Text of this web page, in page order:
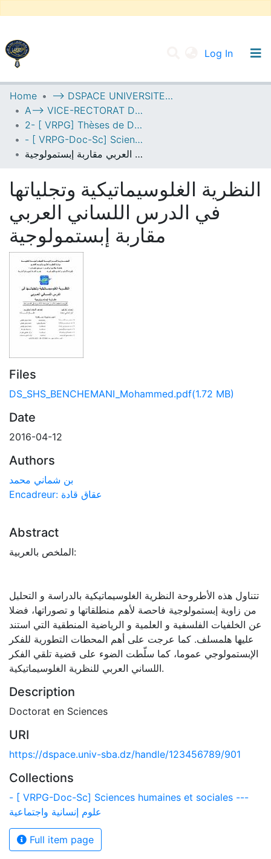
Log In
UNIVERSITY OF D.L SIDI BEL ABBES
Communities & Collections
All of DSpace
Statistics
Home
--> DSPACE UNIVERSITE DJILALLI LIABES DE SIDI BEL ABBES
A--> VICE-RECTORAT DE LA POST-GRADUATION
2- [ VRPG] Thèses de Doctorat en Sciences
- [ VRPG-Doc-Sc] Sciences humaines et sociales --- علوم إنسانية واجتماعية
النظرية الغلوسيماتيكية وتجلياتها في الدرس اللساني العربي مقاربة إبستمولوجية
النظرية الغلوسيماتيكية وتجلياتها
في الدرس اللساني العربي
مقاربة إبستمولوجية
Files
DS_SHS_BENCHEMANI_Mohammed.pdf(1.72 MB)
Date
2016-04-12
Authors
بن شماني محمد
Encadreur: عقاق قادة
Abstract
الملخص بالعربية:
تتناول هذه الأطروحة النظرية الغلوسيماتيكية بالدراسة و التحليل
من زاوية إبستمولوجية فاحصة لأهم منطلقاتها و تصوراتها، فضلا
عن الخلفيات الفلسفية و العلمية و الرياضية المنطقية التي استند
عليها هلمسلف. كما عرجت على أهم المحطات التطورية للفكر
الإبستمولوجي عموما، كما سلّطت الضوء على قضية تلقي الفكر
اللساني العربي للنظرية الغلوسيماتيكية.
Description
Doctorat en Sciences
URI
https://dspace.univ-sba.dz/handle/123456789/901
Collections
- [ VRPG-Doc-Sc] Sciences humaines et sociales ---
علوم إنسانية واجتماعية
Full item page